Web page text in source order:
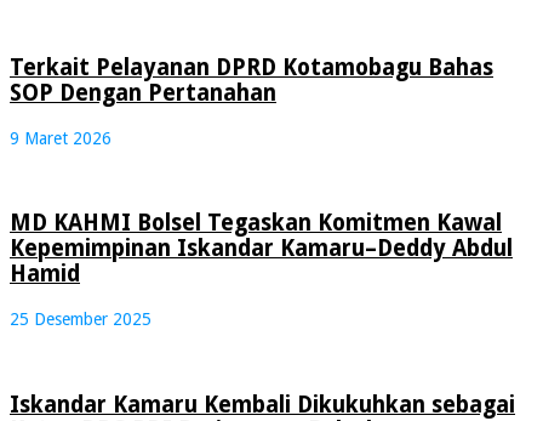
Terkait Pelayanan DPRD Kotamobagu Bahas
SOP Dengan Pertanahan
9 Maret 2026
MD KAHMI Bolsel Tegaskan Komitmen Kawal
Kepemimpinan Iskandar Kamaru–Deddy Abdul
Hamid
25 Desember 2025
Iskandar Kamaru Kembali Dikukuhkan sebagai